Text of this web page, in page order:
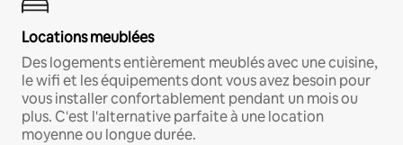
Locations meublées
Des logements entièrement meublés avec une cuisine,
le wifi et les équipements dont vous avez besoin pour
vous installer confortablement pendant un mois ou
plus. C'est l'alternative parfaite à une location
moyenne ou longue durée.